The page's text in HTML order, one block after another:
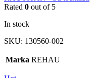
Rated 0 out of 5
In stock
SKU: 130560-002
Marka REHAU